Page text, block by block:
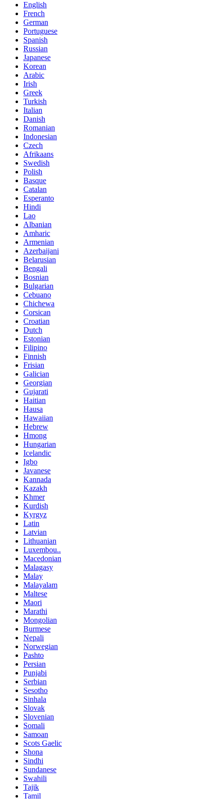
English
French
German
Portuguese
Spanish
Russian
Japanese
Korean
Arabic
Irish
Greek
Turkish
Italian
Danish
Romanian
Indonesian
Czech
Afrikaans
Swedish
Polish
Basque
Catalan
Esperanto
Hindi
Lao
Albanian
Amharic
Armenian
Azerbaijani
Belarusian
Bengali
Bosnian
Bulgarian
Cebuano
Chichewa
Corsican
Croatian
Dutch
Estonian
Filipino
Finnish
Frisian
Galician
Georgian
Gujarati
Haitian
Hausa
Hawaiian
Hebrew
Hmong
Hungarian
Icelandic
Igbo
Javanese
Kannada
Kazakh
Khmer
Kurdish
Kyrgyz
Latin
Latvian
Lithuanian
Luxembou..
Macedonian
Malagasy
Malay
Malayalam
Maltese
Maori
Marathi
Mongolian
Burmese
Nepali
Norwegian
Pashto
Persian
Punjabi
Serbian
Sesotho
Sinhala
Slovak
Slovenian
Somali
Samoan
Scots Gaelic
Shona
Sindhi
Sundanese
Swahili
Tajik
Tamil